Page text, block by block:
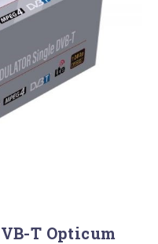
T Opticum